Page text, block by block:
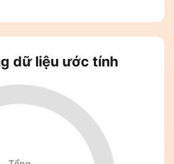
dữ liệu ước tính